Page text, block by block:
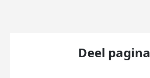
Deel pagina